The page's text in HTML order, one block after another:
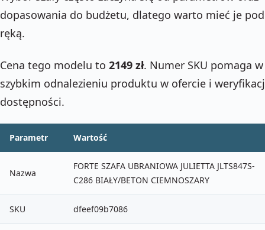
dopasowania do budżetu, dlatego warto mieć je pod
ręką.
Cena tego modelu to 2149 zł. Numer SKU pomaga w
szybkim odnalezieniu produktu w ofercie i
dostępności.
Parametr Wartość
Nazwa
FORTE SZAFA UBRANIOWA JULIETTA JLTS847S-
C286 BIAŁY/BETON CIEMNOSZARY
SKU dfeef09b7086